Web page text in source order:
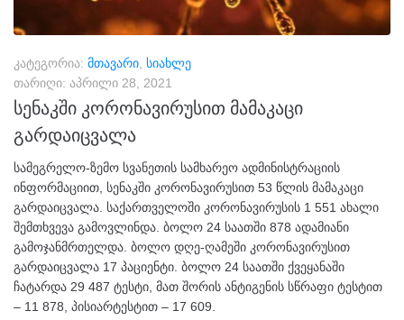
კატეგორია: მთავარი სიახლე
თარიღი: აპრილი 28, 2021
სენაკში კორონავირუსით მამაკაცი
გარდაიცვალა
სამეგრელო-ზემო სვანეთის სამხარეო ადმინისტრაციის
ინფორმაციით, სენაკში კორონავირუსით 53 წლის მამაკაცი
გარდაიცვალა. საქართველოში კორონავირუსის 1 551 ახალი
შემთხვევა გამოვლინდა. ბოლო 24 საათში 878 ადამიანი
გამოჯანმრთელდა. ბოლო დღე-ღამეში კორონავირუსით
გარდაიცვალა 17 პაციენტი. ბოლო 24 საათში ქვეყანაში
ჩატარდა 29 487 ტესტი, მათ შორის ანტიგენის სწრაფი ტესტით
– 11 878, პისიარტესტით – 17 609.